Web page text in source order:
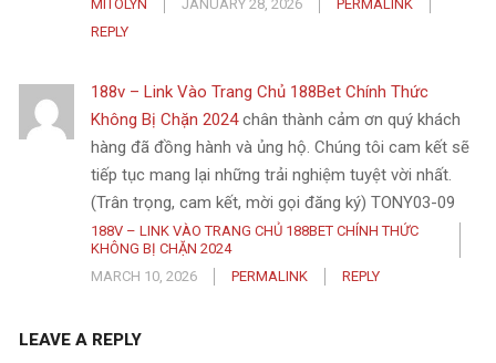
MITOLYN JANUARY 28, 2026
PERMALINK
REPLY
188v – Link Vào Trang Chủ 188Bet Chính Thức
Không Bị Chặn 2024chân thành cảm ơn quý khách
hàng đã đồng hành và ủng hộ. Chúng tôi cam kết sẽ
tiếp tục mang lại những trải nghiệm tuyệt vời nhất.
(Trân trọng, cam kết, mời gọi đăng ký) TONY03-09
188V – LINK VÀO TRANG CHỦ 188BET CHÍNH THỨC
KHÔNG BỊ CHẶN 2024
MARCH 10, 2026
PERMALINK REPLY
LEAVE A REPLY